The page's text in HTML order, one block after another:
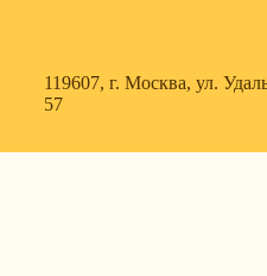
119607, г. Москва, ул.
57